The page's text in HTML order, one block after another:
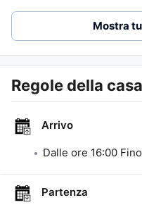
Mostra
Regole della casa
Arrivo
Dalle ore 16:00
Partenza